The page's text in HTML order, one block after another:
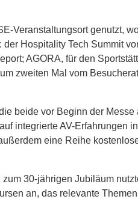
Veranstaltungsort genutzt,
Hospitality Tech Summit
AGORA, für den
zweiten Mal vom
beide vor Beginn der
integrierte AV-Erfahrungen
eine Reihe
30-jährigen Jubiläum
an, das relevante